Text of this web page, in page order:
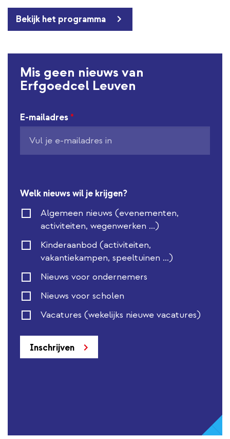
Bekijk het programma
Mis geen nieuws van
Erfgoedcel Leuven
E-mailadres *
Welk nieuws wil je krijgen?
Algemeen nieuws (evenementen,
activiteiten, wegenwerken ...)
Kinderaanbod (activiteiten,
vakantiekampen, speeltuinen ...)
Nieuws voor ondernemers
Nieuws voor scholen
Vacatures (wekelijks nieuwe vacatures)
Inschrijven